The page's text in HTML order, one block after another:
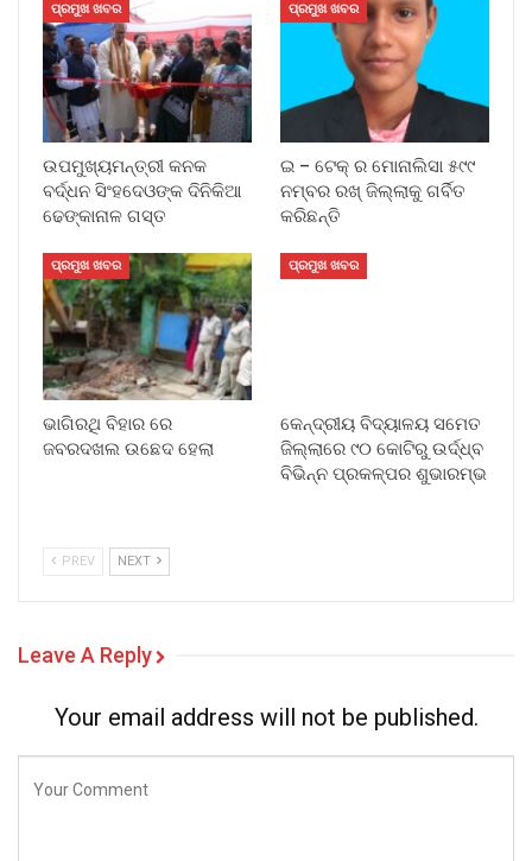
ପ୍ରମୁଖ ଖବର
ଉପମୁଖ୍ୟମନ୍ତ୍ରୀ କନକ
ବର୍ଦ୍ଧନ ସିଂହଦେଓଙ୍କ ଦିନିକିଆ
ଢେଙ୍କାନାଳ ଗସ୍ତ
ପ୍ରମୁଖ ଖବର
ଇ – ଟେକ୍ ର ମୋନାଲିସା ୫୯୯
ନମ୍ବର ରଖ୍ ଜିଲ୍ଲାକୁ ଗର୍ବିତ
କରିଛନ୍ତି
ପ୍ରମୁଖ ଖବର
ଭାଗିରଥି ବିହାର ରେ
ଜବରଦଖଲ ଉଛେଦ ହେଲା
ପ୍ରମୁଖ ଖବର
କେନ୍ଦ୍ରୀୟ ବିଦ୍ୟାଳୟ ସମେତ
ଜିଲ୍ଲାରେ ୯୦ କୋଟିରୁ ଉର୍ଦ୍ଧ୍ବ
ବିଭିନ୍ନ ପ୍ରକଳ୍ପର ଶୁଭାରମ୍ଭ
PREV NEXT
Leave A Reply
Your email address will not be published.